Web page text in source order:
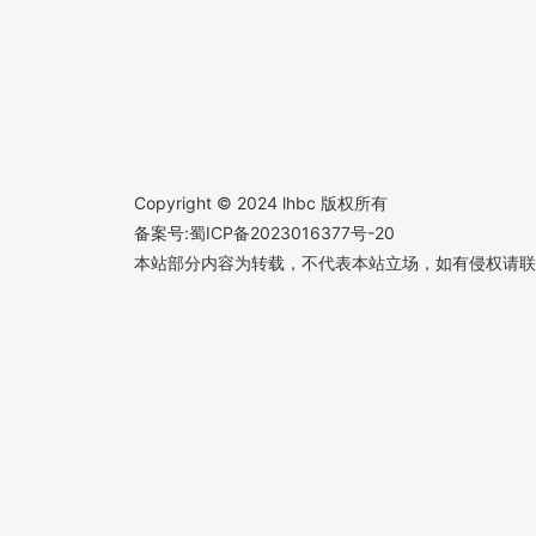
Copyright © 2024 lhbc 版权所有
备案号:蜀ICP备2023016377号-20
本站部分内容为转载，不代表本站立场，如有侵权请